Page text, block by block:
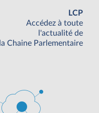
LCP
Accédez à toute
l'actualité de
la Chaine Parlementaire